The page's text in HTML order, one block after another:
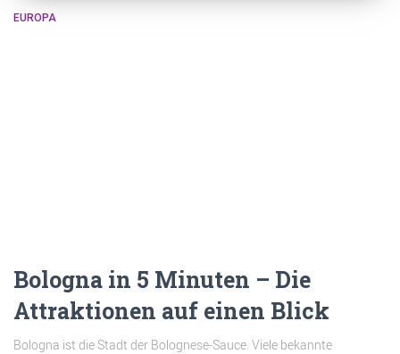
EUROPA
Bologna in 5 Minuten – Die
Attraktionen auf einen Blick
Bologna ist die Stadt der Bolognese-Sauce. Viele bekannte